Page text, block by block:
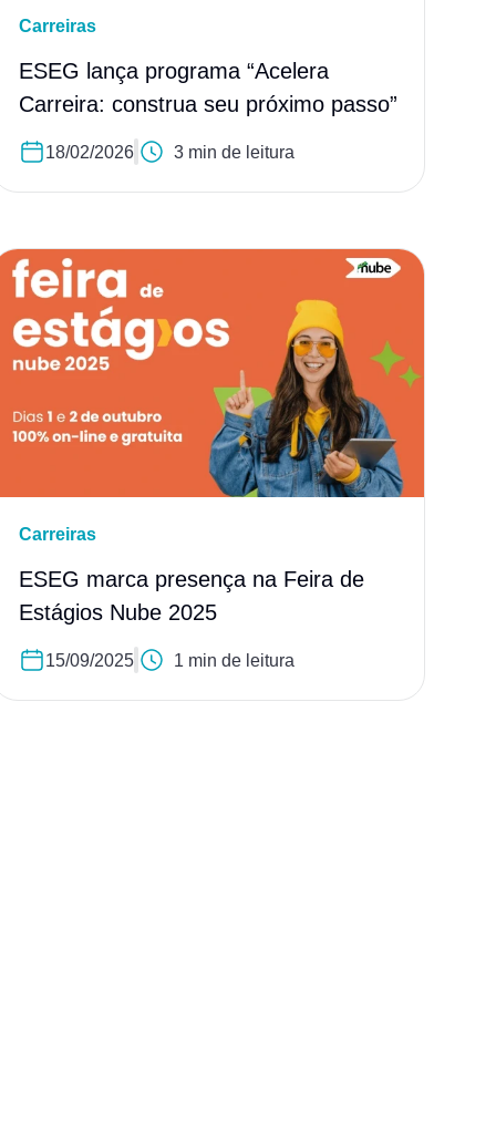
Carreiras
ESEG lança programa “Acelera
Carreira: construa seu próximo passo”
18/02/2026 3 min de leitura
Carreiras
ESEG marca presença na Feira de
Estágios Nube 2025
15/09/2025 1 min de leitura